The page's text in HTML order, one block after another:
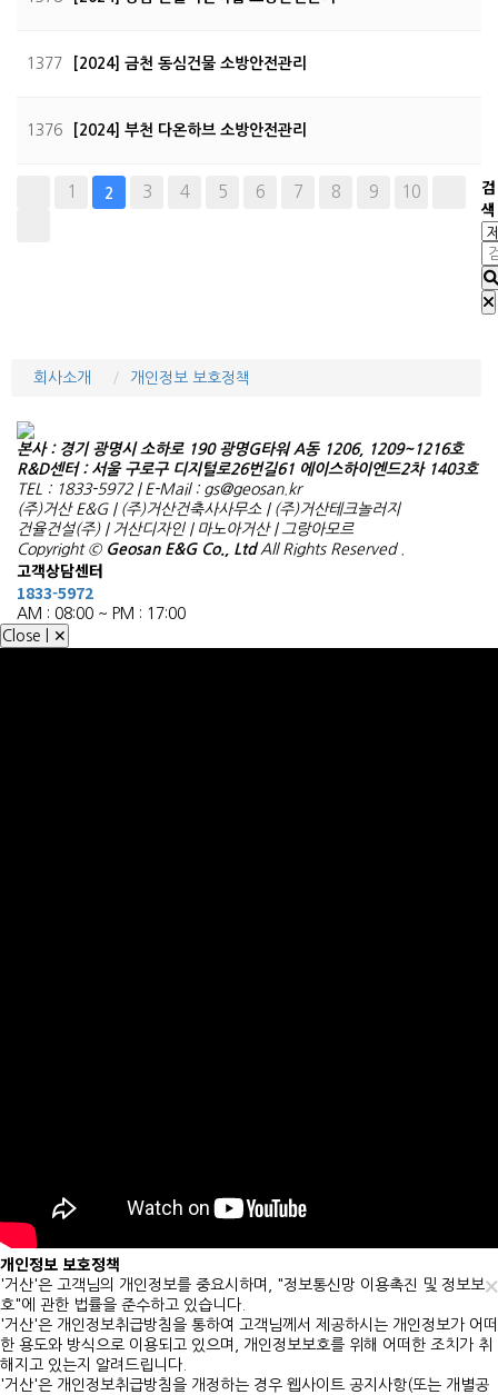
1377 [2024] 금천 동심건물 소방안전관리
1376 [2024] 부천 다온하브 소방안전관리
1 2 3 4 5 6 7 8 9 10
검
색
회사소개 개인정보 보호정책
본사 : 경기 광명시 소하로 190 광명G타워 A동 1206, 1209~1216호
R&D센터 : 서울 구로구 디지털로26번길61 에이스하이엔드2차 1403호
TEL : 1833-5972 | E-Mail : gs@geosan.kr
(주)거산 E&G | (주)거산건축사사무소 | (주)거산테크놀러지
건율건설(주) | 거산디자인 | 마노아거산 | 그랑아모르
Copyright © Geosan E&G Co., LtdAll Rights Reserved .
고객상담센터
1833-5972
AM : 08:00 ~ PM : 17:00
Close | ✕
개인정보 보호정책
×
'거산'은 고객님의 개인정보를 중요시하며, "정보통신망 이용촉진 및 정보보
호"에 관한 법률을 준수하고 있습니다.
'거산'은 개인정보취급방침을 통하여 고객님께서 제공하시는 개인정보가 어떠
한 용도와 방식으로 이용되고 있으며, 개인정보보호를 위해 어떠한 조치가 취
해지고 있는지 알려드립니다.
'거산'은 개인정보취급방침을 개정하는 경우 웹사이트 공지사항(또는 개별공